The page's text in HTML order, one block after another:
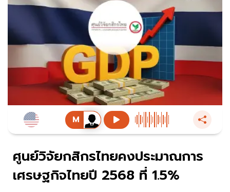
ศูนย์วิจัยกสิกรไทยคงประมาณการ
เศรษฐกิจไทยปี 2568 ที่ 1.5%